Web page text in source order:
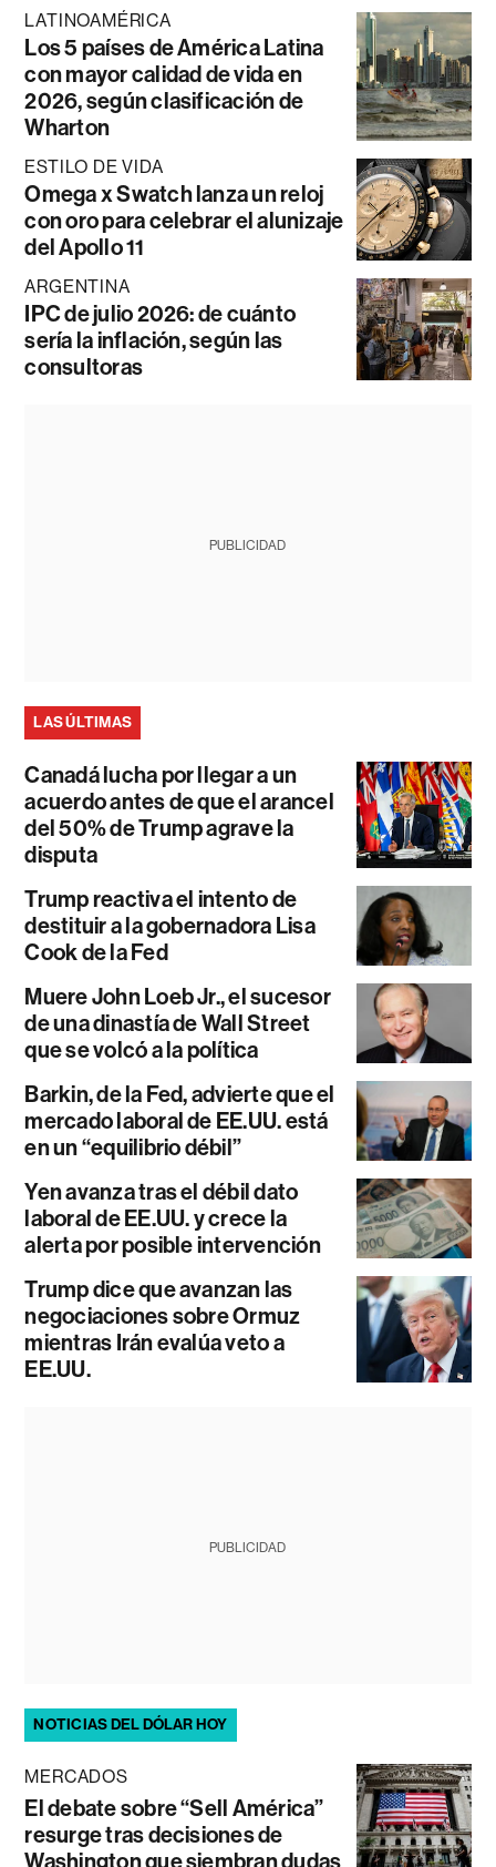
LATINOAMÉRICA
Los 5 países de América Latina
con mayor calidad de vida en
2026, según clasificación de
Wharton
ESTILO DE VIDA
Omega x Swatch lanza un reloj
con oro para celebrar el alunizaje
del Apollo 11
ARGENTINA
IPC de julio 2026: de cuánto
sería la inflación, según las
consultoras
PUBLICIDAD
LAS ÚLTIMAS
Canadá lucha por llegar a un
acuerdo antes de que el arancel
del 50% de Trump agrave la
disputa
Trump reactiva el intento de
destituir a la gobernadora Lisa
Cook de la Fed
Muere John Loeb Jr., el sucesor
de una dinastía de Wall Street
que se volcó a la política
Barkin, de la Fed, advierte que el
mercado laboral de EE.UU. está
en un “equilibrio débil”
Yen avanza tras el débil dato
laboral de EE.UU. y crece la
alerta por posible intervención
Trump dice que avanzan las
negociaciones sobre Ormuz
mientras Irán evalúa veto a
EE.UU.
PUBLICIDAD
NOTICIAS DEL DÓLAR HOY
MERCADOS
El debate sobre “Sell América”
resurge tras decisiones de
Washington que siembran dudas